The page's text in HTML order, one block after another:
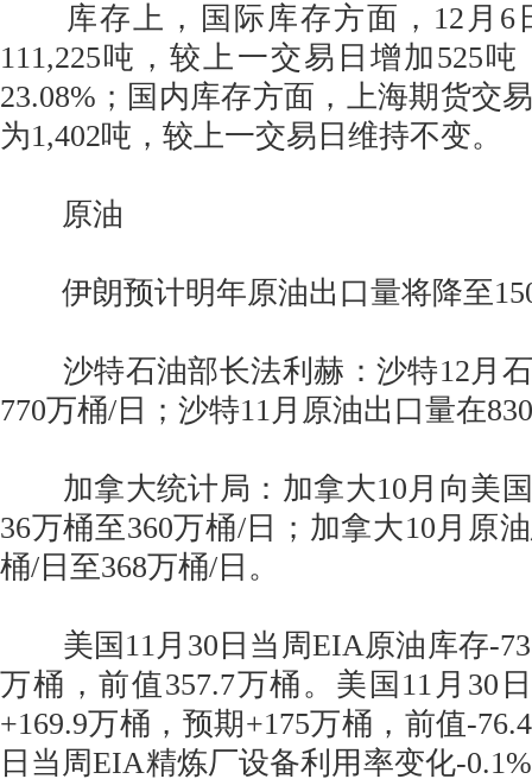
库存上，国际库存方面，12月6
111,225吨，较上一交易日增加525
23.08%；国内库存方面，上海期货交
为1,402吨，较上一交易日维持不变。
原油
伊朗预计明年原油出口量将降至
沙特石油部长法利赫：沙特12月石
770万桶/日；沙特11月原油出口量在
加拿大统计局：加拿大10月向美国
36万桶至360万桶/日；加拿大10月原
桶/日至368万桶/日。
美国11月30日当周EIA原油库存-
万桶，前值357.7万桶。美国11月30
+169.9万桶，预期+175万桶，前值-
日当周EIA精炼厂设备利用率变化-